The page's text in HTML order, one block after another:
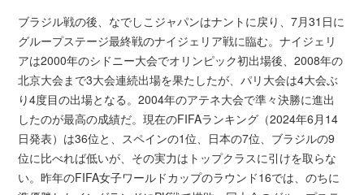
ブラジル戦の後、なでしこジャパンはナントに戻り、7月31日に
グループステージ最終戦のナイジェリア戦に臨む。ナイジェリ
アは2000年のシドニー大会でオリンピック初出場後、2008年の
北京大会まで3大会連続出場を果たしたが、パリ大会は4大会ぶ
り4度目の出場となる。2004年のアテネ大会で準々決勝に進出
したのが最高の成績だ。現在のFIFAランキング（2024年6月14
日発表）は36位と、スペインの1位、日本の7位、ブラジルの9
位に比べれば低いが、その実力はトップクラスに引けを取らな
い。昨年のFIFA女子ワールドカップのラウンド16では、のちに